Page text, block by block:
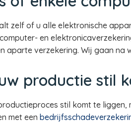
zelf of u alle elektronische
en
aparte verzekering. Wij gaan na
productie stil
stil komt te
met een